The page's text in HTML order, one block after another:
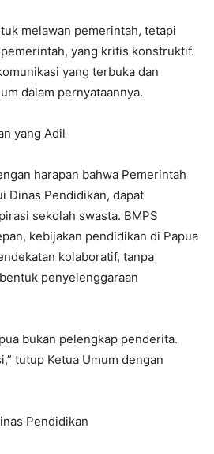
melawan pemerintah, tetapi
yang kritis konstruktif.
yang terbuka dan
dalam pernyataannya.
yang Adil
harapan bahwa Pemerintah
Dinas Pendidikan, dapat
sekolah swasta. BMPS
kebijakan pendidikan di Papua
kolaboratif, tanpa
penyelenggaraan
bukan pelengkap penderita.
tutup Ketua Umum dengan
Pendidikan